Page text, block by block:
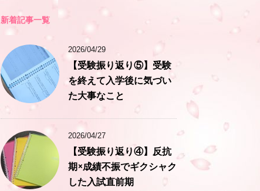
新着記事一覧
2026/04/29
【受験振り返り⑤】受験
を終えて入学後に気づい
た大事なこと
2026/04/27
【受験振り返り④】反抗
期×成績不振でギクシャク
した入試直前期